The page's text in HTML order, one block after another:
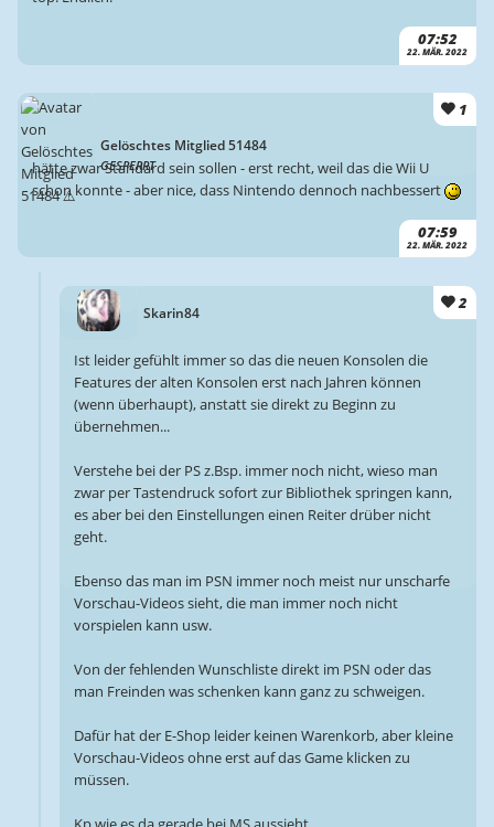
07:52
22. MÄR. 2022
Gelöschtes Mitglied 51484
GESPERRT
1
07:59
22. MÄR. 2022
hätte zwar Standard sein sollen - erst recht, weil das die Wii U
schon konnte - aber nice, dass Nintendo dennoch nachbessert
Skarin84
2
Ist leider gefühlt immer so das die neuen Konsolen die
Features der alten Konsolen erst nach Jahren können
(wenn überhaupt), anstatt sie direkt zu Beginn zu
übernehmen...
Verstehe bei der PS z.Bsp. immer noch nicht, wieso man
zwar per Tastendruck sofort zur Bibliothek springen kann,
es aber bei den Einstellungen einen Reiter drüber nicht
geht.
Ebenso das man im PSN immer noch meist nur unscharfe
Vorschau-Videos sieht, die man immer noch nicht
vorspielen kann usw.
Von der fehlenden Wunschliste direkt im PSN oder das
man Freinden was schenken kann ganz zu schweigen.
Dafür hat der E-Shop leider keinen Warenkorb, aber kleine
Vorschau-Videos ohne erst auf das Game klicken zu
müssen.